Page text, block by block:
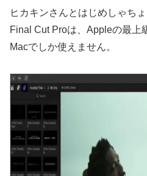
ヒカキンさんとはじめしゃち
Final Cut Proは、Appleの最上
Macでしか使えません。